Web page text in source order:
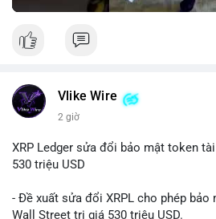
Vlike Wire
2 giờ
XRP Ledger sửa đổi bảo mật token
530 triệu USD
- Đề xuất sửa đổi XRPL cho phép
Wall Street trị giá 530 triệu USD.